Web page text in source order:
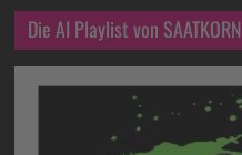
Die AI Playlist von SAATKORN